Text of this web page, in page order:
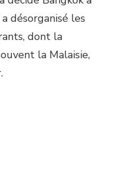
désorganisé les
dont la
la Malaisie,